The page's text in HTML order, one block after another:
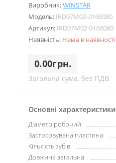
Виробник:WINSTAR
Модель: IRD07M02-0160080
Артикул: IRD07M02-0160080
Наявність: Нема в наявності
0.00грн.
Загальна сума, без ПДВ
Основні характеристики
Діаметр робочий:
Застосовувана пластина:
Кількість зубів:
Довжина загальна: